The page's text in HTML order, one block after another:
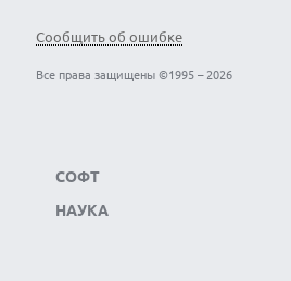
Сообщить об ошибке
Все права защищены ©1995 – 2026
СОФТ
НАУКА